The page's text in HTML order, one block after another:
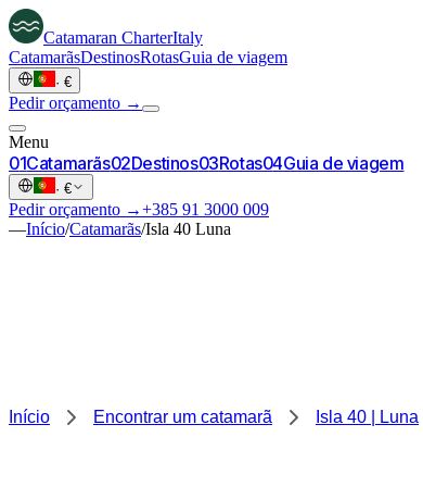
Catamaran CharterItaly
CatamarãsDestinosRotasGuia de viagem
· €
Pedir orçamento →
Menu
01Catamarãs02Destinos03Rotas04Guia de viagem
· €
Pedir orçamento →+385 91 3000 009
—Início/Catamarãs/Isla 40 Luna
Início Encontrar um catamarã Isla 40 | Luna